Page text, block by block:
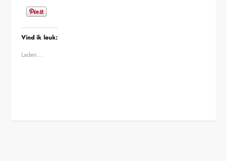
Vind ik leuk:
Laden...